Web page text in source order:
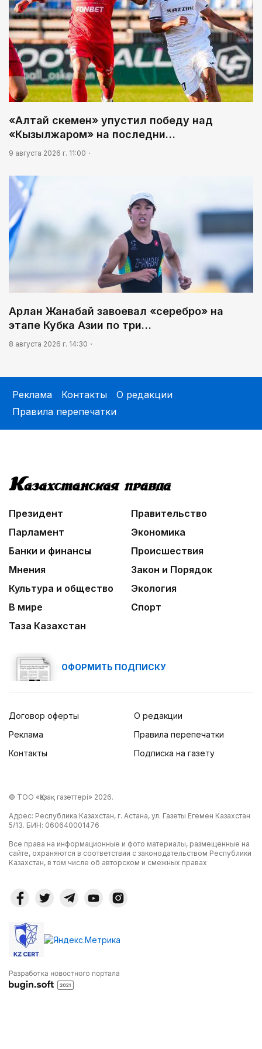
«Алтай Өскемен» упустил победу над
«Кызылжаром» на последни…
9 августа 2026 г. 11:00
Арлан Жанабай завоевал «серебро» на
этапе Кубка Азии по три…
8 августа 2026 г. 14:30
Реклама Контакты
О редакции
Правила перепечатки
Президент
Правительство
Парламент
Экономика
Банки и финансы
Происшествия
Мнения
Закон и Порядок
Культура и общество
Экология
В мире
Спорт
Таза Казахстан
ОФОРМИТЬ ПОДПИСКУ
Договор оферты
Реклама
Контакты
О редакции
Правила перепечатки
Подписка на газету
© ТОО «Қазақ газеттері» 2026.
Адрес: Республика Казахстан, г. Астана, ул. Газеты Егемен Казахстан
5/13. БИН: 060640001476
Все права на информационные и фото материалы, размещенные на
сайте, охраняются в соответствии с законодательством Республики
Казахстан, в том числе об авторском и смежных правах